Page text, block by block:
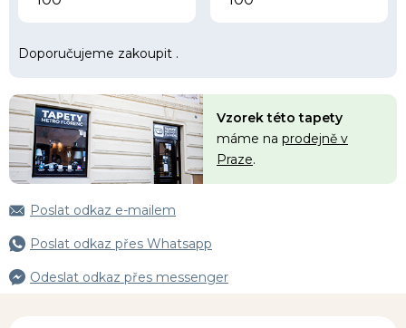
Doporučujeme zakoupit .
Vzorek této tapety
máme na prodejně v
Praze.
Poslat odkaz e-mailem
Poslat odkaz přes Whatsapp
Odeslat odkaz přes messenger